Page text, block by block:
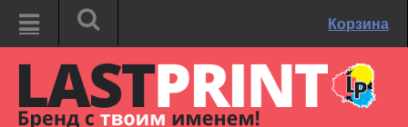
Корзина